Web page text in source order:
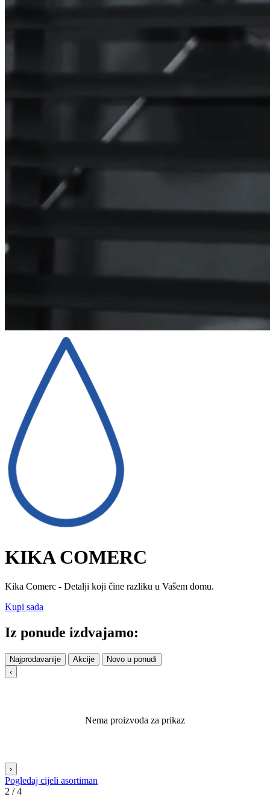
KIKA COMERC
Kika Comerc - Detalji koji čine razliku u Vašem domu.
Kupi sada
Iz ponude izdvajamo:
Najprodavanije Akcije
Novo u ponudi
‹
Nema proizvoda za prikaz
›
Pogledaj cijeli asortiman
3 / 4